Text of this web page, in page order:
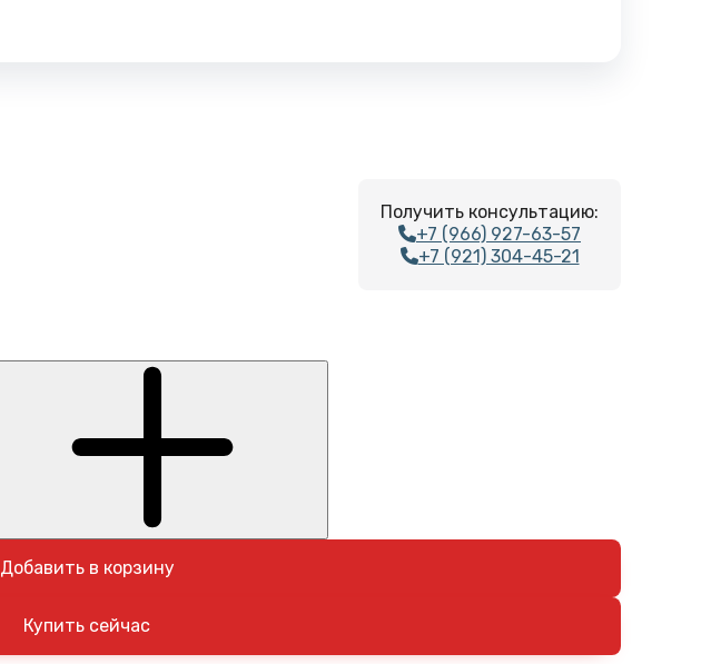
Получить консультацию:
+7 (966) 927-63-57
+7 (921) 304-45-21
Добавить в корзину